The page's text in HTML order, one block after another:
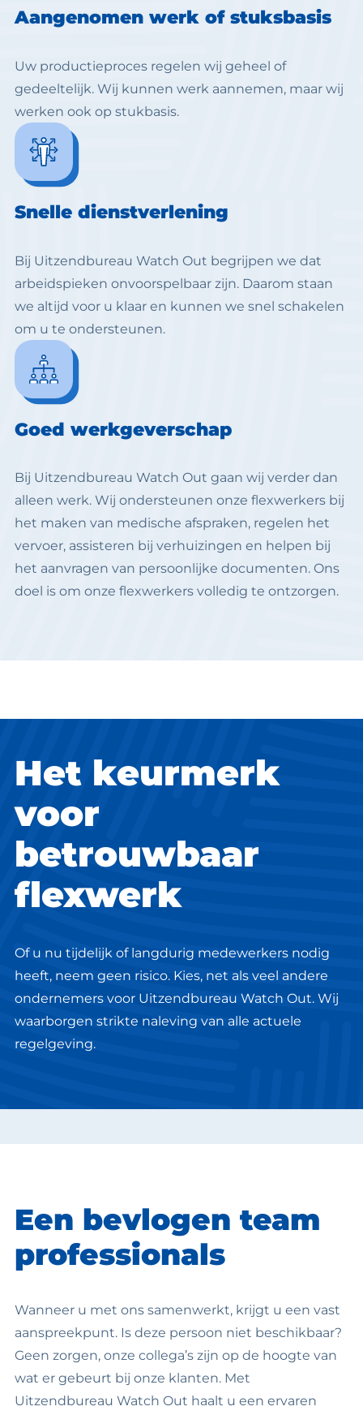
Aangenomen werk of stuksbasis
Uw productieproces regelen wij geheel of
gedeeltelijk. Wij kunnen werk aannemen, maar wij
werken ook op stukbasis.
Snelle dienstverlening
Bij Uitzendbureau Watch Out begrijpen we dat
arbeidspieken onvoorspelbaar zijn. Daarom staan
we altijd voor u klaar en kunnen we snel schakelen
om u te ondersteunen.
Goed werkgeverschap
Bij Uitzendbureau Watch Out gaan wij verder dan
alleen werk. Wij ondersteunen onze flexwerkers bij
het maken van medische afspraken, regelen het
vervoer, assisteren bij verhuizingen en helpen bij
het aanvragen van persoonlijke documenten. Ons
doel is om onze flexwerkers volledig te ontzorgen.
Het keurmerk
voor
betrouwbaar
flexwerk
Of u nu tijdelijk of langdurig medewerkers nodig
heeft, neem geen risico. Kies, net als veel andere
ondernemers voor Uitzendbureau Watch Out. Wij
waarborgen strikte naleving van alle actuele
regelgeving.
Een bevlogen team
professionals
Wanneer u met ons samenwerkt, krijgt u een vast
aanspreekpunt. Is deze persoon niet beschikbaar?
Geen zorgen, onze collega’s zijn op de hoogte van
wat er gebeurt bij onze klanten. Met
Uitzendbureau Watch Out haalt u een ervaren